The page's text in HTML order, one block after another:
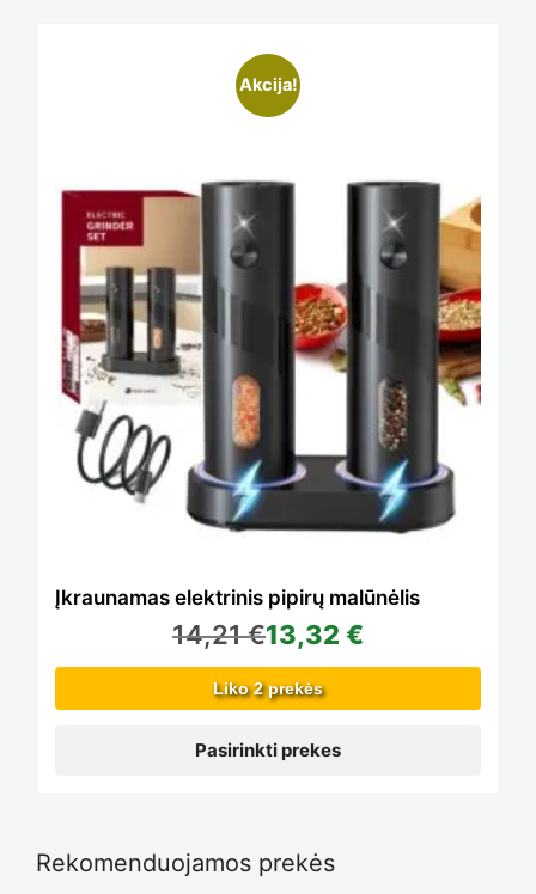
Akcija!
Įkraunamas elektrinis pipirų malūnėlis
14,21€13,32 €
Liko 2 prekės
Pasirinkti prekes
product
has
multiple
variants.
The
options
may
chosen
Rekomenduojamos prekės